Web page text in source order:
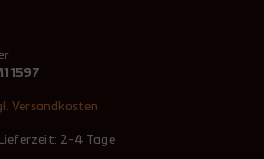
Versandkosten
2-4 Tage